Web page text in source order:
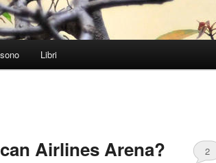
Libri
Airlines Arena? 2